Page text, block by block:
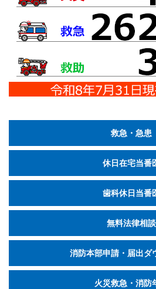
救急・急患
休日在宅当番
歯科休日当番
無料法律相談
消防本部申請・届出ダ
火災救急・消防